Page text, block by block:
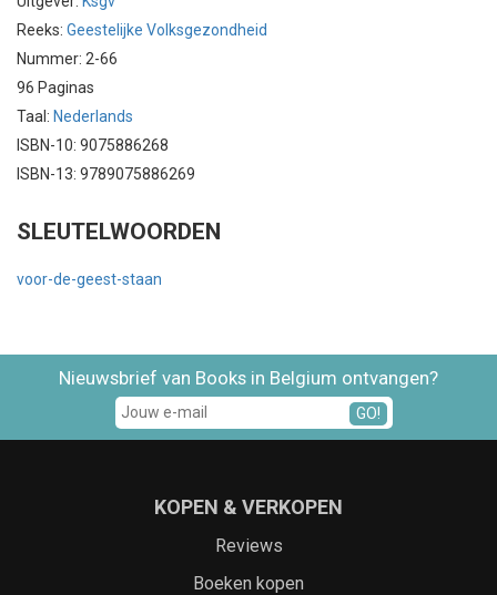
Reeks: Geestelijke Volksgezondheid
Nummer: 2-66
96 Paginas
Taal: Nederlands
ISBN-10: 9075886268
ISBN-13: 9789075886269
SLEUTELWOORDEN
voor-de-geest-staan
Nieuwsbrief van Books in Belgium ontvangen?
GO!
KOPEN & VERKOPEN
Reviews
Boeken kopen